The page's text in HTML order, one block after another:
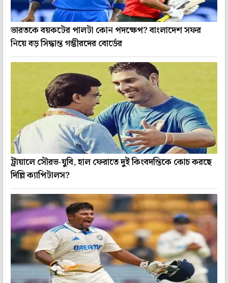
ভারতকে বয়কটের পালটা কোন পদক্ষেপ? বাংলাদেশ সফর
নিয়ে বড় সিদ্ধান্ত গম্ভীরদের বোর্ডের
ট্রায়ালে সৌরভ-যুবি, হাল ফেরাতে দুই কিংবদন্তিকে কোচ করছে
দিল্লি ক্যাপিটালস?